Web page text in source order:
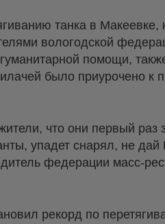
танка в Макеевке,
вологодской
помощи,
было приурочено к
что они первый раз
упадет снарял, не дай
федерации масс-
рекорд по